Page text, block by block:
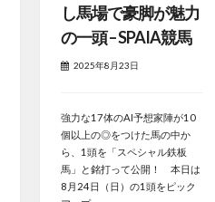
し馬場で豪脚が魅力
の一頭 – SPAIA競馬
2025年8月23日
強力な17体のAI予想家陣が10
個以上の◎をつけた馬の中か
ら、1頭を「スペシャル鉄板
馬」と銘打って公開！ 本日は
8月24日（日）の1頭をピック